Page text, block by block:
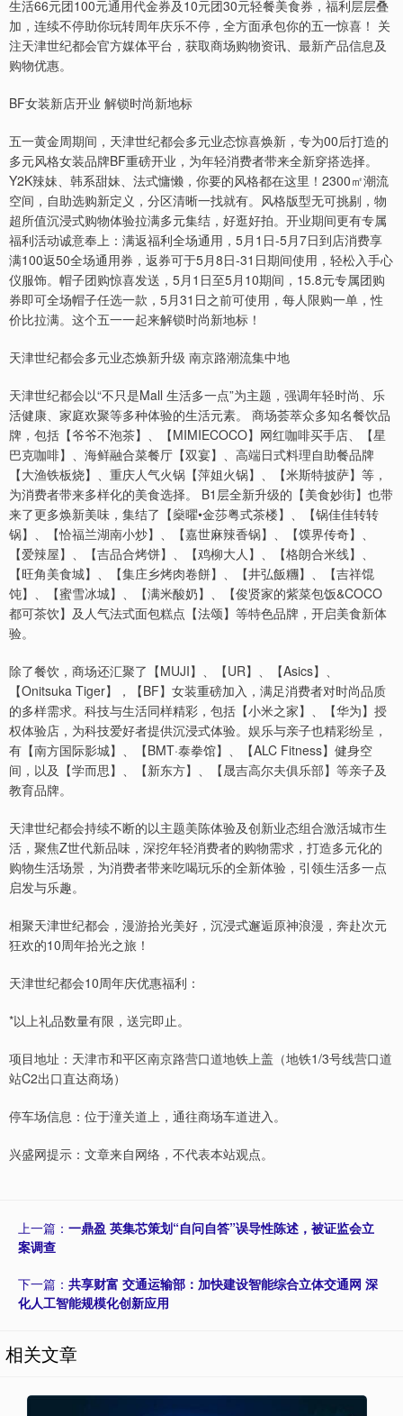
生活66元团100元通用代金券及10元团30元轻餐美食券，福利层层叠
加，连续不停助你玩转周年庆乐不停，全方面承包你的五一惊喜！ 关
注天津世纪都会官方媒体平台，获取商场购物资讯、最新产品信息及
购物优惠。
BF女装新店开业 解锁时尚新地标
五一黄金周期间，天津世纪都会多元业态惊喜焕新，专为00后打造的
多元风格女装品牌BF重磅开业，为年轻消费者带来全新穿搭选择。
Y2K辣妹、韩系甜妹、法式慵懒，你要的风格都在这里！2300㎡潮流
空间，自助选购新定义，分区清晰一找就有。风格版型无可挑剔，物
超所值沉浸式购物体验拉满多元集结，好逛好拍。开业期间更有专属
福利活动诚意奉上：满返福利全场通用，5月1日-5月7日到店消费享
满100返50全场通用券，返券可于5月8日-31日期间使用，轻松入手心
仪服饰。帽子团购惊喜发送，5月1日至5月10期间，15.8元专属团购
券即可全场帽子任选一款，5月31日之前可使用，每人限购一单，性
价比拉满。这个五一一起来解锁时尚新地标！
天津世纪都会多元业态焕新升级 南京路潮流集中地
天津世纪都会以“不只是Mall 生活多一点”为主题，强调年轻时尚、乐
活健康、家庭欢聚等多种体验的生活元素。 商场荟萃众多知名餐饮品
牌，包括【爷爷不泡茶】、【MIMIECOCO】网红咖啡买手店、【星
巴克咖啡】、海鲜融合菜餐厅【双宴】、高端日式料理自助餐品牌
【大渔铁板烧】、重庆人气火锅【萍姐火锅】、【米斯特披萨】等，
为消费者带来多样化的美食选择。 B1层全新升级的【美食妙街】也带
来了更多焕新美味，集结了【燊曜•金莎粤式茶楼】、【锅佳佳转转
锅】、【恰福兰湖南小炒】、【嘉世麻辣香锅】、【馍界传奇】、
【爱辣屋】、【吉品合烤饼】、【鸡柳大人】、【格朗合米线】、
【旺角美食城】、【集庄乡烤肉卷餅】、【井弘飯糰】、【吉祥馄
饨】、【蜜雪冰城】、【满米酸奶】、【俊贤家的紫菜包饭&COCO
都可茶饮】及人气法式面包糕点【法颂】等特色品牌，开启美食新体
验。
除了餐饮，商场还汇聚了【MUJI】、【UR】、【Asics】、
【Onitsuka Tiger】，【BF】女装重磅加入，满足消费者对时尚品质
的多样需求。科技与生活同样精彩，包括【小米之家】、【华为】授
权体验店，为科技爱好者提供沉浸式体验。娱乐与亲子也精彩纷呈，
有【南方国际影城】、【BMT·泰拳馆】、【ALC Fitness】健身空
间，以及【学而思】、【新东方】、【晟吉高尔夫俱乐部】等亲子及
教育品牌。
天津世纪都会持续不断的以主题美陈体验及创新业态组合激活城市生
活，聚焦Z世代新品味，深挖年轻消费者的购物需求，打造多元化的
购物生活场景，为消费者带来吃喝玩乐的全新体验，引领生活多一点
启发与乐趣。
相聚天津世纪都会，漫游拾光美好，沉浸式邂逅原神浪漫，奔赴次元
狂欢的10周年拾光之旅！
天津世纪都会10周年庆优惠福利：
*以上礼品数量有限，送完即止。
项目地址：天津市和平区南京路营口道地铁上盖（地铁1/3号线营口道
站C2出口直达商场）
停车场信息：位于潼关道上，通往商场车道进入。
兴盛网提示：文章来自网络，不代表本站观点。
上一篇： 一鼎盈 英集芯策划“自问自答”误导性陈述，被证监会立
案调查
下一篇： 共享财富 交通运输部：加快建设智能综合立体交通网 深
化人工智能规模化创新应用
相关文章